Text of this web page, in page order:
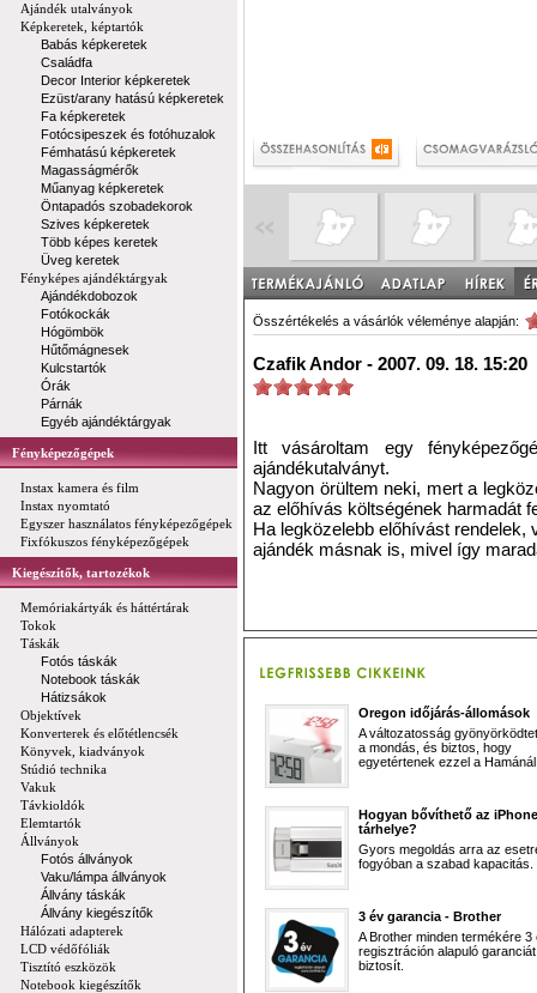
Ajándék utalványok
Képkeretek, képtartók
Babás képkeretek
Családfa
Decor Interior képkeretek
Ezüst/arany hatású képkeretek
Fa képkeretek
Fotócsipeszek és fotóhuzalok
Fémhatású képkeretek
Magasságmérők
Műanyag képkeretek
Öntapadós szobadekorok
Szives képkeretek
Több képes keretek
Üveg keretek
Fényképes ajándéktárgyak
Ajándékdobozok
Fotókockák
Hógömbök
Hűtőmágnesek
Kulcstartók
Órák
Párnák
Egyéb ajándéktárgyak
Fényképezőgépek
Instax kamera és film
Instax nyomtató
Egyszer használatos fényképezőgépek
Fixfókuszos fényképezőgépek
Kiegészítők, tartozékok
Memóriakártyák és háttértárak
Tokok
Táskák
Fotós táskák
Notebook táskák
Hátizsákok
Objektívek
Konverterek és előtétlencsék
Könyvek, kiadványok
Stúdió technika
Vakuk
Távkioldók
Elemtartók
Állványok
Fotós állványok
Vaku/lámpa állványok
Állvány táskák
Állvány kiegészítők
Hálózati adapterek
LCD védőfóliák
Tisztító eszközök
Notebook kiegészítők
Összértékelés a vásárlók véleménye alapján:
Czafik Andor - 2007. 09. 18. 15:20
Itt vásároltam egy
ajándékutalványt.
Nagyon örültem neki, mert a
az előhívás költségének harmadát
Ha legközelebb előhívást rendelek,
ajándék másnak is, mivel így
Oregon időjárás-állomások
A változatosság
a mondás, és biztos, hogy
egyetértenek ezzel a
Hogyan bővíthető az iPhone
tárhelye?
Gyors megoldás arra az
fogyóban a szabad kapacitás.
3 év garancia - Brother
A Brother minden termékére 3
regisztráción alapuló garanciát
biztosít.